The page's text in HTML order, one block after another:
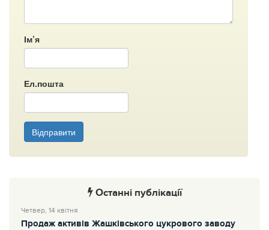
Ім’я
Ел.пошта
Відправити
Останні публікації
Четвер, 14 квітня
Продаж активів Жашківського цукрового заводу